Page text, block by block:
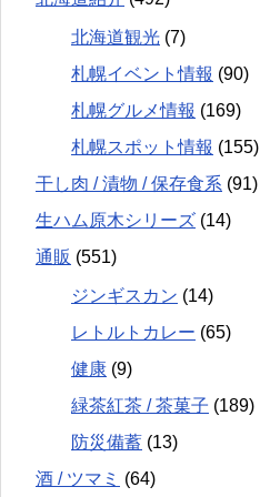
北海道観光 (7)
札幌イベント情報 (90)
札幌グルメ情報 (169)
札幌スポット情報 (155)
干し肉 / 漬物 / 保存食系 (91)
生ハム原木シリーズ (14)
通販 (551)
ジンギスカン (14)
レトルトカレー (65)
健康 (9)
緑茶紅茶 / 茶菓子 (189)
防災備蓄 (13)
酒 / ツマミ (64)